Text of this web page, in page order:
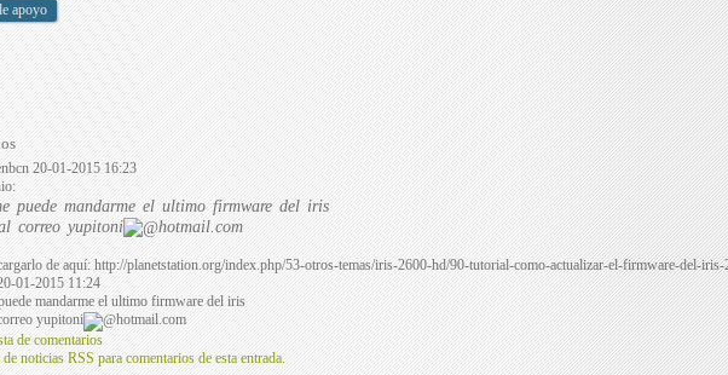
apoyo
20-01-2015 16:23
puede mandarme el ultimo firmware del iris
correoyupitoni hotmail.com
de aquí: http://planetstation.org/index.php/53-otros-temas/iris-2600-hd/90-tutorial-como-actualizar-el-firmware-del-
01-2015 11:24
mandarme el ultimo firmware del iris
yupitoni
hotmail.com
de comentarios
noticias RSS para comentarios de esta entrada.